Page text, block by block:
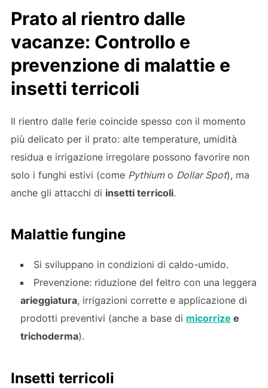
Prato al rientro dalle
vacanze: Controllo e
prevenzione di malattie e
insetti terricoli
Il rientro dalle ferie coincide spesso con il momento
più delicato per il prato: alte temperature, umidità
residua e irrigazione irregolare possono favorire non
solo i funghi estivi (come Pythiumo Dollar Spot), ma
anche gli attacchi di insetti terricoli.
Malattie fungine
Si sviluppano in condizioni di caldo-umido.
Prevenzione: riduzione del feltro con una leggera
arieggiatura, irrigazioni corrette e applicazione di
prodotti preventivi (anche a base di micorrize e
trichoderma).
Insetti terricoli